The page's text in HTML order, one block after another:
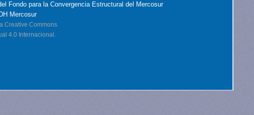
Fondo para la Convergencia Estructural del Mercosur
Mercosur
Creative Commons
4.0 Internacional.